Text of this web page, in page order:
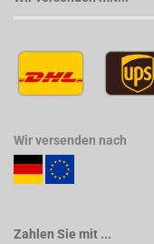
Wir versenden nach
Zahlen Sie mit ...